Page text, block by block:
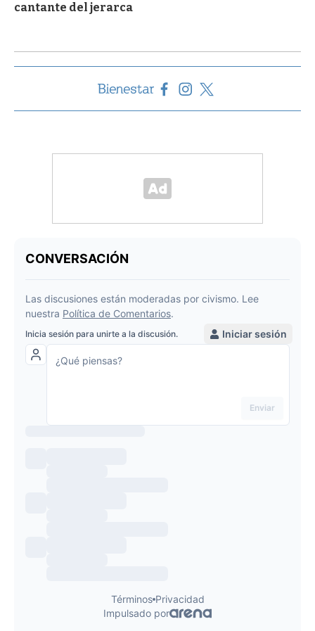
cantante del jerarca